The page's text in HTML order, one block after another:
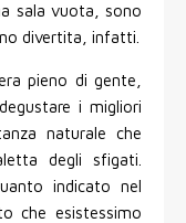
sala vuota, sono
divertita, infatti.
pieno di gente,
i migliori
naturale che
degli sfigati.
indicato nel
che esistessimo